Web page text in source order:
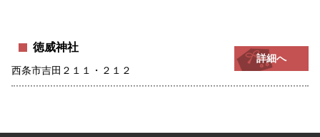
徳威神社
西条市吉田２１１・２１２
詳細へ